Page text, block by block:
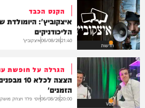
חדשות
הקנס הכבד
איצקוביץ': היומולדת
הליכודניקים
21:40
06/08/26איצקוביץ'
VOD
הגרלה על חופשת
הצצה
הזמנים'
20:00
06/08/26יוסי פלד ויצחק